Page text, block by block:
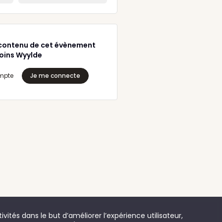
de cet évènement
Wyylde
Je me connecte
dans le but d’améliorer l’expérience utilisateur,